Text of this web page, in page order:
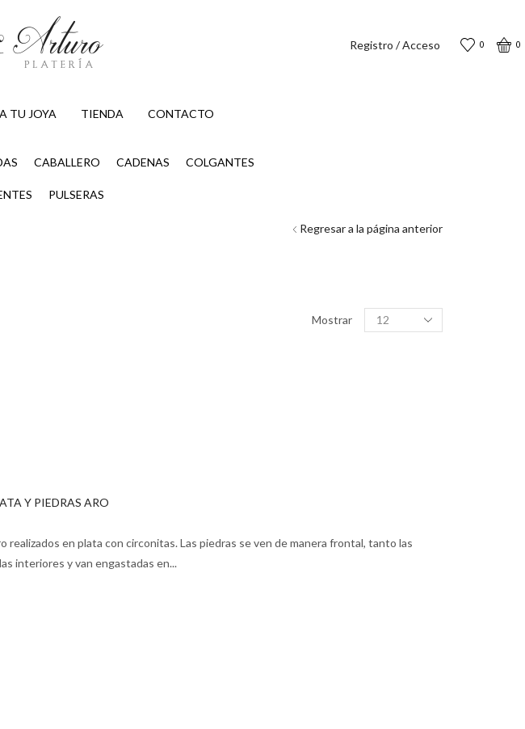
Registro / Acceso 0 0
TU JOYA TIENDA CONTACTO
CABALLERO CADENAS COLGANTES
PULSERAS
Regresar a la página anterior
Mostrar
Productos
por
Y PIEDRAS ARO
realizados en plata con circonitas. Las piedras se ven de manera frontal, tanto las
interiores y van engastadas en...